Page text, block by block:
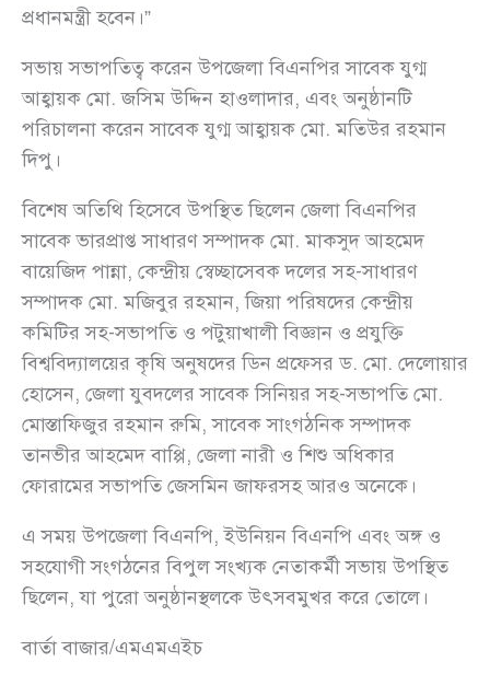
প্রধানমন্ত্রী হবেন।”
সভায় সভাপতিত্ব করেন উপজেলা বিএনপির সাবেক যুগ্ম
আহ্বায়ক মো. জসিম উদ্দিন হাওলাদার, এবং অনুষ্ঠানটি
পরিচালনা করেন সাবেক যুগ্ম আহ্বায়ক মো. মতিউর রহমান
দিপু।
বিশেষ অতিথি হিসেবে উপস্থিত ছিলেন জেলা বিএনপির
সাবেক ভারপ্রাপ্ত সাধারণ সম্পাদক মো. মাকসুদ আহমেদ
বায়েজিদ পান্না, কেন্দ্রীয় স্বেচ্ছাসেবক দলের সহ-সাধারণ
সম্পাদক মো. মজিবুর রহমান, জিয়া পরিষদের কেন্দ্রীয়
কমিটির সহ-সভাপতি ও পটুয়াখালী বিজ্ঞান ও প্রযুক্তি
বিশ্ববিদ্যালয়ের কৃষি অনুষদের ডিন প্রফেসর ড. মো. দেলোয়ার
হোসেন, জেলা যুবদলের সাবেক সিনিয়র সহ-সভাপতি মো.
মোস্তাফিজুর রহমান রুমি, সাবেক সাংগঠনিক সম্পাদক
তানভীর আহমেদ বাপ্পি, জেলা নারী ও শিশু অধিকার
ফোরামের সভাপতি জেসমিন জাফরসহ আরও অনেকে।
এ সময় উপজেলা বিএনপি, ইউনিয়ন বিএনপি এবং অঙ্গ ও
সহযোগী সংগঠনের বিপুল সংখ্যক নেতাকর্মী সভায় উপস্থিত
ছিলেন, যা পুরো অনুষ্ঠানস্থলকে উৎসবমুখর করে তোলে।
বার্তা বাজার/এমএমএইচ